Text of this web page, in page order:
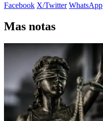
Facebook X/Twitter WhatsApp
Mas notas